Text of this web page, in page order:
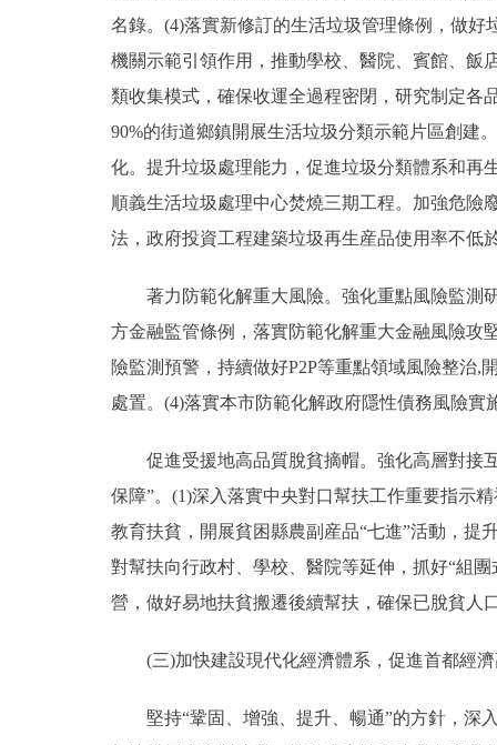
名錄。(4)落實新修訂的生活垃圾管理條例，做
機關示範引領作用，推動學校、醫院、賓館、飯
類收集模式，確保收運全過程密閉，研究制定各
90%的街道鄉鎮開展生活垃圾分類示範片區創建
化。提升垃圾處理能力，促進垃圾分類體系和再
順義生活垃圾處理中心焚燒三期工程。加強危險
法，政府投資工程建築垃圾再生産品使用率不低
著力防範化解重大風險。強化重點風險監測研
方金融監管條例，落實防範化解重大金融風險攻
險監測預警，持續做好P2P等重點領域風險整治,
處置。(4)落實本市防範化解政府隱性債務風險
促進受援地高品質脫貧摘帽。強化高層對接互
保障”。(1)深入落實中央對口幫扶工作重要指示
教育扶貧，開展貧困縣農副産品“七進”活動，提
對幫扶向行政村、學校、醫院等延伸，抓好“組
營，做好易地扶貧搬遷後續幫扶，確保已脫貧人
(三)加快建設現代化經濟體系，促進首都經濟
堅持“鞏固、增強、提升、暢通”的方針，深入